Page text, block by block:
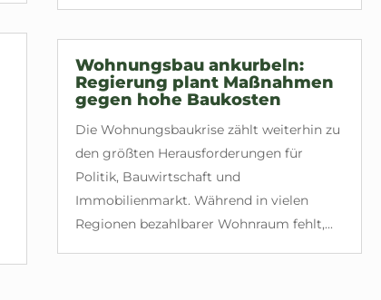
Wohnungsbau ankurbeln:
Regierung plant Maßnahmen
gegen hohe Baukosten
Die Wohnungsbaukrise zählt weiterhin zu
den größten Herausforderungen für
Politik, Bauwirtschaft und
Immobilienmarkt. Während in vielen
Regionen bezahlbarer Wohnraum fehlt,...